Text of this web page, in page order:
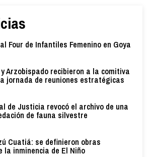
Four de Infantiles Femenino en Goya
Arzobispado recibieron a la comitiva
jornada de reuniones estratégicas
de Justicia revocó el archivo de una
de fauna silvestre
Cuatiá: se definieron obras
la inminencia de El Niño